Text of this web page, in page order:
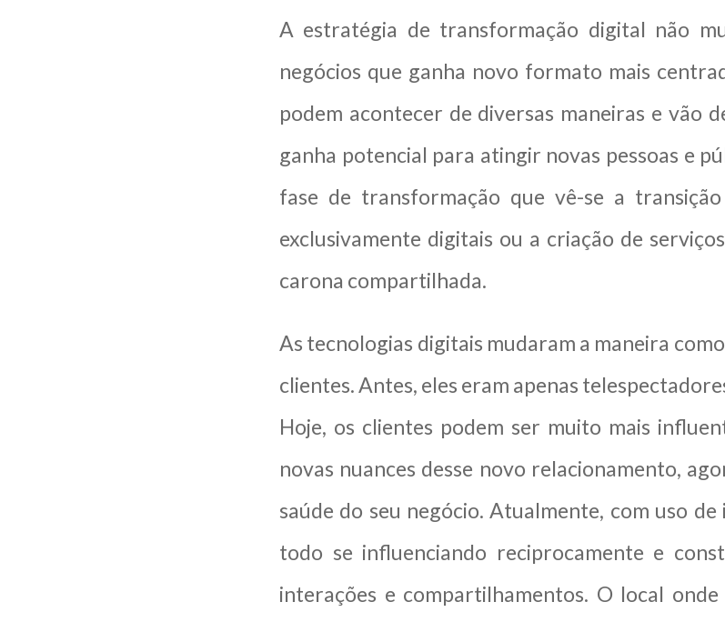
A estratégia de transformação digital não
negócios que ganha novo formato mais
podem acontecer de diversas maneiras e vão
ganha potencial para atingir novas pessoas e
fase de transformação que vê-se a
exclusivamente digitais ou a criação de
carona compartilhada.
As tecnologias digitais mudaram a maneira
clientes. Antes, eles eram apenas
Hoje, os clientes podem ser muito mais
novas nuances desse novo relacionamento,
saúde do seu negócio. Atualmente, com uso
todo se influenciando reciprocamente e
interações e compartilhamentos. O local